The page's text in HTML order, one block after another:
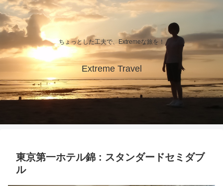
ちょっとした工夫で、Extremeな旅を！
Extreme Travel
東京第一ホテル錦 : スタンダードセミダブ
ル